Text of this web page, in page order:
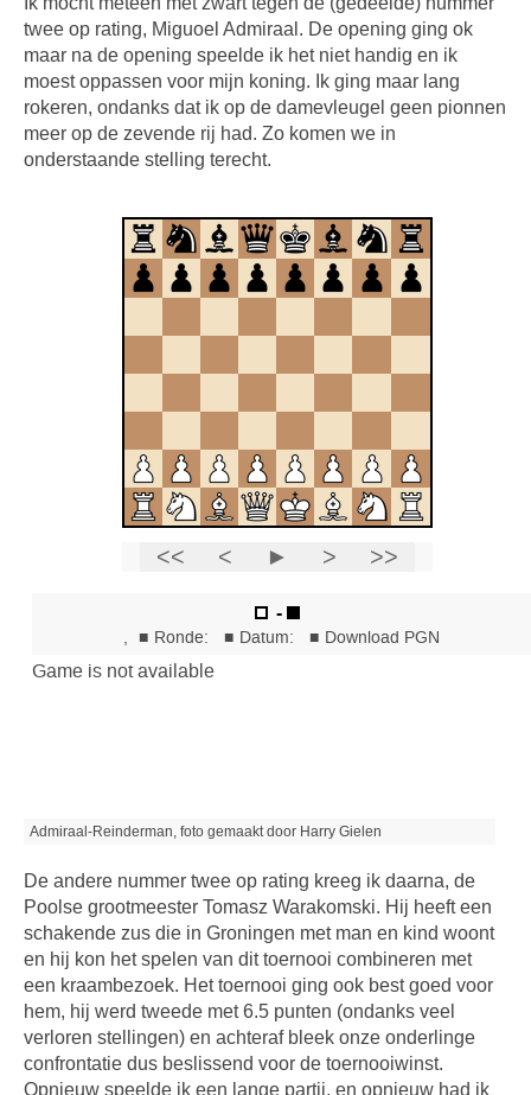
twee op rating, Miguoel Admiraal. De opening ging ok
maar na de opening speelde ik het niet handig en ik
moest oppassen voor mijn koning. Ik ging maar lang
rokeren, ondanks dat ik op de damevleugel geen pionnen
meer op de zevende rij had. Zo komen we in
onderstaande stelling terecht.
Admiraal-Reinderman, foto gemaakt door Harry Gielen
De andere nummer twee op rating kreeg ik daarna, de
Poolse grootmeester Tomasz Warakomski. Hij heeft een
schakende zus die in Groningen met man en kind woont
en hij kon het spelen van dit toernooi combineren met
een kraambezoek. Het toernooi ging ook best goed voor
hem, hij werd tweede met 6.5 punten (ondanks veel
verloren stellingen) en achteraf bleek onze onderlinge
confrontatie dus beslissend voor de toernooiwinst.
Opnieuw speelde ik een lange partij, en opnieuw had ik